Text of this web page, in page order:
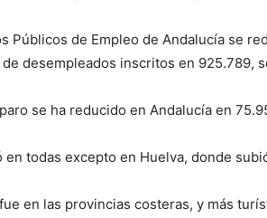
Públicos de Empleo de Andalucía se
desempleados inscritos en 925.789,
se ha reducido en Andalucía en
todas excepto en Huelva, donde
en las provincias costeras, y más